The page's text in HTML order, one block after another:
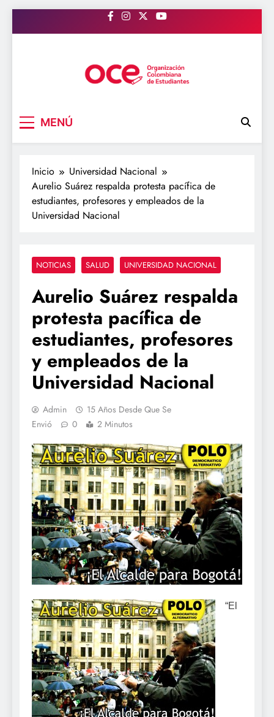
al
MENÚ
Inicio
Universidad Nacional
Aurelio Suárez respalda protesta pacífica de
estudiantes, profesores y empleados de la
Universidad Nacional
NOTICIAS SALUD UNIVERSIDAD NACIONAL
Aurelio Suárez respalda
protesta pacífica de
estudiantes, profesores
y empleados de la
Universidad Nacional
Admin
15 Años Desde Que Se
Envió
0 2 Minutos
“El